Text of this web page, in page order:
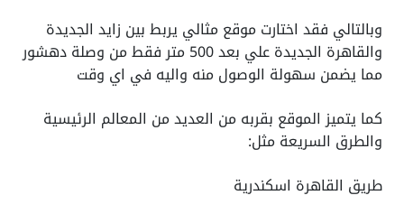
وبالتالي فقد اختارت موقع مثالي يربط بين زايد الجديدة
والقاهرة الجديدة علي بعد 500 متر فقط من وصلة دهشور
مما يضمن سهولة الوصول منه واليه في اي وقت
كما يتميز الموقع بقربه من العديد من المعالم الرئيسية
والطرق السريعة مثل:
طريق القاهرة اسكندرية